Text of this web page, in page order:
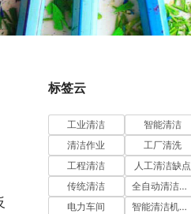
标签云
工业清洁 智能清洁
清洁作业
工厂清洗
工程清洁
人工清洁缺点
传统清洁
全自动清洁机器人
电力车间
智能清洁机器人